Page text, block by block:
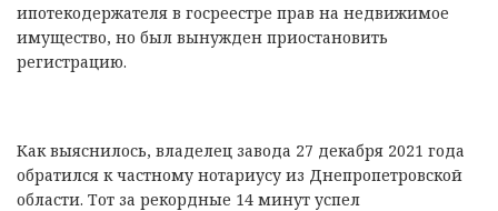
ипотекодержателя в госреестре прав на недвижимое
имущество, но был вынужден приостановить
регистрацию.
Как выяснилось, владелец завода 27 декабря 2021 года
обратился к частному нотариусу из Днепропетровской
области. Тот за рекордные 14 минут успел